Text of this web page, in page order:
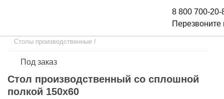
8 800 700-20-
Перезвоните
Столы производственные /
Стол производственный со сплошной
полкой 150х60
Под заказ